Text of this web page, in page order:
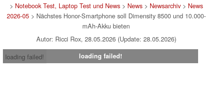
> Notebook Test, Laptop Test und News> News> Newsarchiv> News
2026-05> Nächstes Honor-Smartphone soll Dimensity 8500 und 10.000-
mAh-Akku bieten
Autor: Ricci Rox, 28.05.2026 (Update: 28.05.2026)
loading failed!
loading failed!